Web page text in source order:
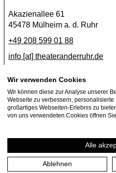
Akazienallee 61
45478 Mülheim a. d. Ruhr
+49 208 599 01 88
info [​at​] theateranderruhr.de
Facebook
Instagram
Newsletter
Privacy Policy
Wir verwenden Cookies
Wir können diese zur Analyse unserer
Webseite zu verbessern,
großartiges Webseiten-Erlebnis zu
von uns verwendeten Cookies öffnen
Alle
Ablehnen